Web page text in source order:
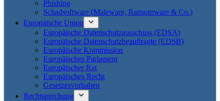
Phishing
Schadsoftware (Maleware, Ransomware & Co.)
Europäische Union
Europäische Datenschutzausschuss (EDSA)
Europäische Datenschutzbeauftragte (EDSB)
Europäische Kommission
Europäisches Parlament
Europäischer Rat
Europäisches Recht
Gesetzesvorhaben
Rechtsprechung